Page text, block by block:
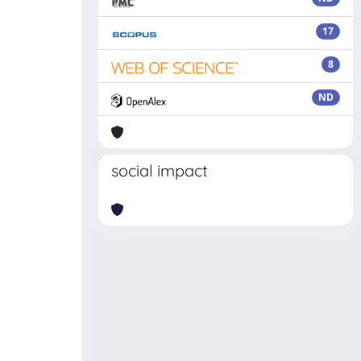
17
8
ND
social impact